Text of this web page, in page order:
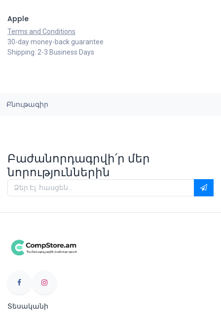
Apple
Terms and Conditions
30-day money-back guarantee
Shipping: 2-3 Business Days
Բնութագիր
Բաժանորդագրվի՛ր մեր
նորություններին
Տեսականի